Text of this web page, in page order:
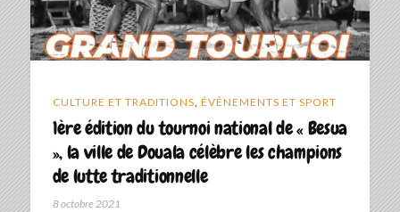
CULTURE ET TRADITIONS, ÉVÉNEMENTS ET SPORT
1ère édition du tournoi national de « Besua
», la ville de Douala célèbre les champions
de lutte traditionnelle
8 octobre 2021